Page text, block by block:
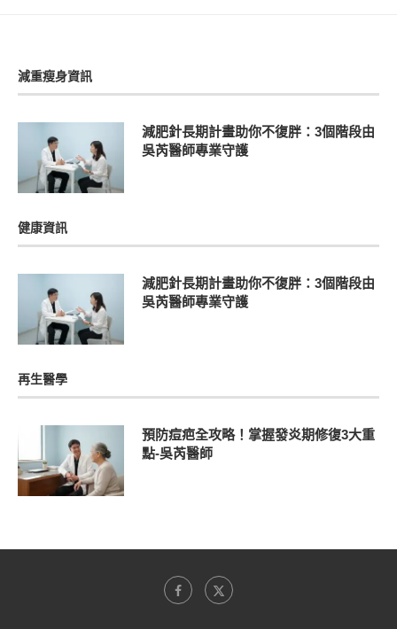
減重瘦身資訊
減肥針長期計畫助你不復胖：3個階段由
吳芮醫師專業守護
健康資訊
減肥針長期計畫助你不復胖：3個階段由
吳芮醫師專業守護
再生醫學
預防痘疤全攻略！掌握發炎期修復3大重
點-吳芮醫師